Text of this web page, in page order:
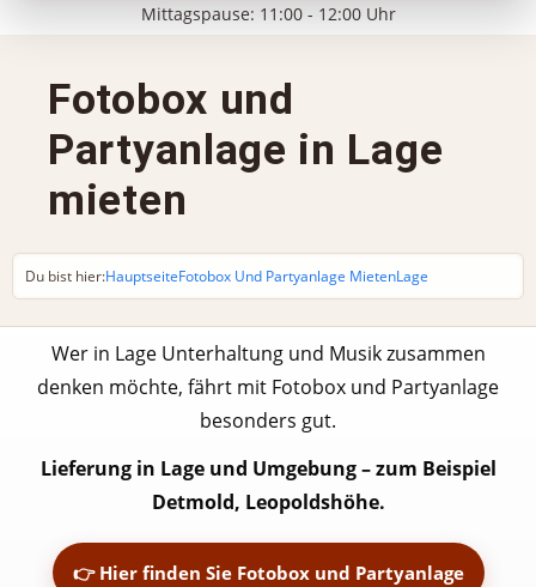
Mittagspause: 11:00 - 12:00 Uhr
Fotobox und
Partyanlage in Lage
mieten
Du bist hier:HauptseiteFotobox Und Partyanlage MietenLage
Wer in Lage Unterhaltung und Musik zusammen
denken möchte, fährt mit Fotobox und Partyanlage
besonders gut.
Lieferung in Lage und Umgebung – zum Beispiel
Detmold, Leopoldshöhe.
👉 Hier finden Sie Fotobox und Partyanlage